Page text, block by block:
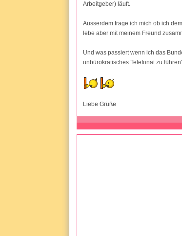
Arbeitgeber) läuft.
Ausserdem frage ich mich ob ich
lebe aber mit meinem Freund
Und was passiert wenn ich das
unbürokratisches Telefonat zu
Liebe Grüße